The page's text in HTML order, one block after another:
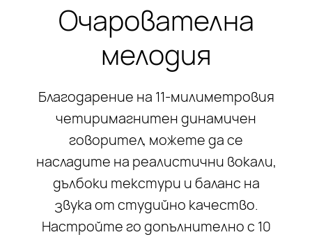
Очарователна
мелодия
Благодарение на 11-милиметровия
четиримагнитен динамичен
говорител, можете да се
насладите на реалистични вокали,
дълбоки текстури и баланс на
звука от студийно качество.
Настройте го допълнително с 10